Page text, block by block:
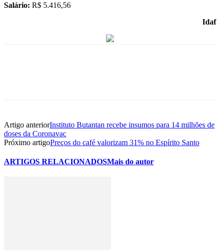
Salário: R$ 5.416,56
Idaf
Artigo anteriorInstituto Butantan recebe insumos para 14 milhões de
doses da Coronavac
Próximo artigoPreços do café valorizam 31% no Espírito Santo
ARTIGOS RELACIONADOSMais do autor